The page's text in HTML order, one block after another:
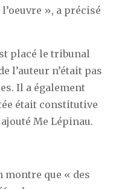
», a précisé
placé le tribunal
l’auteur n’était pas
Il a également
était constitutive
Me Lépinau.
montre que « des